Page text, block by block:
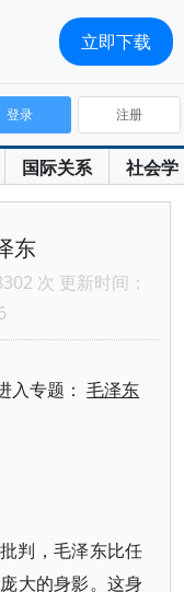
国际关系 社会学
登录 注册
东
次 更新时间：
入专题：毛泽东
判，毛泽东比任
大的身影。这身
立即下载